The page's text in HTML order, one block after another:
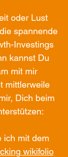
oder Lust
spannende
Investings
kannst Du
mit mir
mittlerweile
Dich beim
ich mit dem
wikifolio